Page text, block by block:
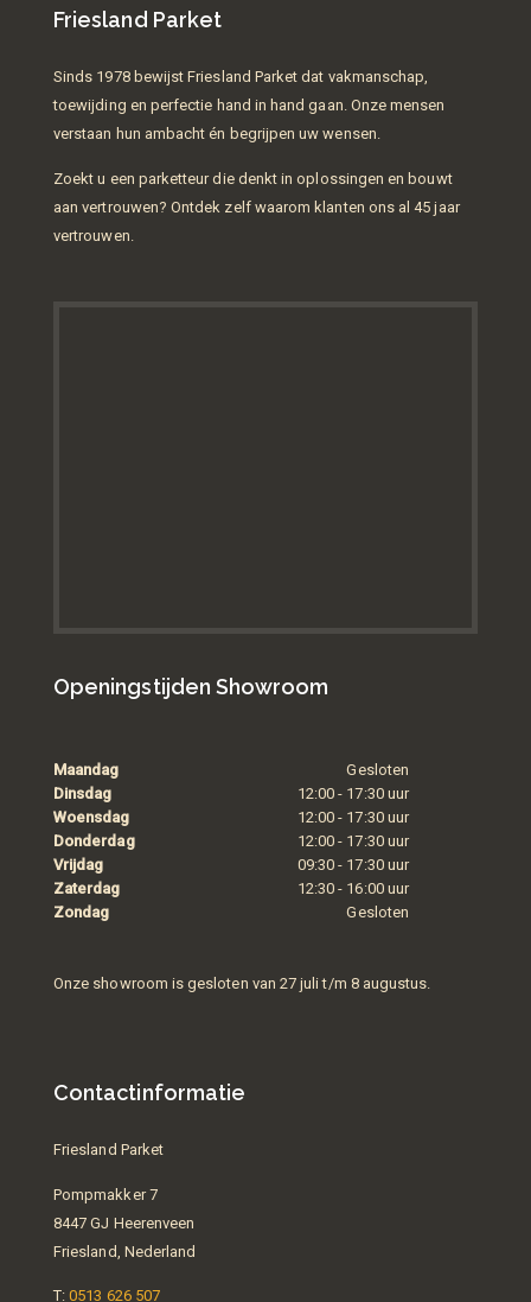
Friesland Parket
Sinds 1978 bewijst Friesland Parket dat vakmanschap,
toewijding en perfectie hand in hand gaan. Onze mensen
verstaan hun ambacht én begrijpen uw wensen.
Zoekt u een parketteur die denkt in oplossingen en bouwt
aan vertrouwen? Ontdek zelf waarom klanten ons al 45 jaar
vertrouwen.
Openingstijden Showroom
Maandag
Gesloten
Dinsdag
12:00 - 17:30 uur
Woensdag
12:00 - 17:30 uur
Donderdag
12:00 - 17:30 uur
Vrijdag
09:30 - 17:30 uur
Zaterdag
12:30 - 16:00 uur
Zondag
Gesloten
Onze showroom is gesloten van 27 juli t/m 8 augustus.
Contactinformatie
Friesland Parket
Pompmakker 7
8447 GJ Heerenveen
Friesland, Nederland
T:0513 626 507